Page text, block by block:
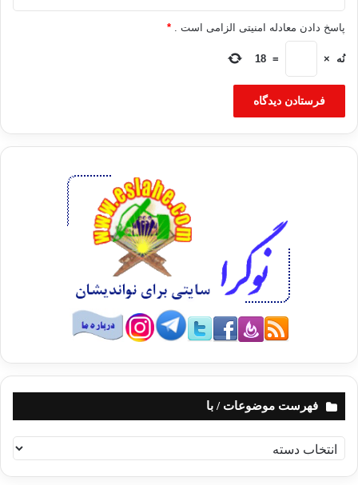
پاسخ دادن معادله امنیتی الزامی است . *
نُه ×
=
18
فهرست موضوعات / با
ه
ر